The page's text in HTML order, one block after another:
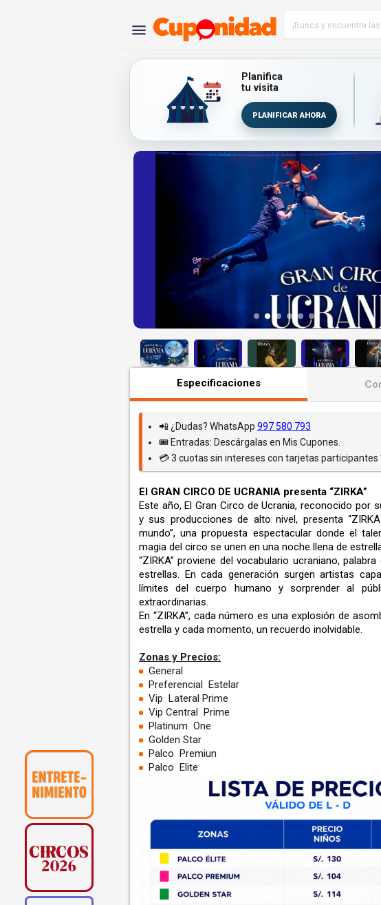
Planifica
tu visita
PLANIFICAR AHORA
Especificaciones
📲 ¿Dudas? WhatsApp 997 580 793
🎟️ Entradas: Descárgalas en Mis Cupones.
💳 3 cuotas sin intereses con tarjetas participantes
El GRAN CIRCO DE UCRANIA presenta “ZIRKA”
Este año, El Gran Circo de Ucrania, reconocido por
y sus producciones de alto nivel, presenta
mundo”, una propuesta espectacular donde el
magia del circo se unen en una noche llena de
“ZIRKA” proviene del vocabulario ucraniano,
estrellas. En cada generación surgen artistas
límites del cuerpo humano y sorprender al
extraordinarias.
En “ZIRKA”, cada número es una explosión de
estrella y cada momento, un recuerdo inolvidable.
Zonas y Precios:
General
Preferencial Estelar
Vip Lateral Prime
Vip Central Prime
Platinum One
Golden Star
Palco Premiun
Palco Elite